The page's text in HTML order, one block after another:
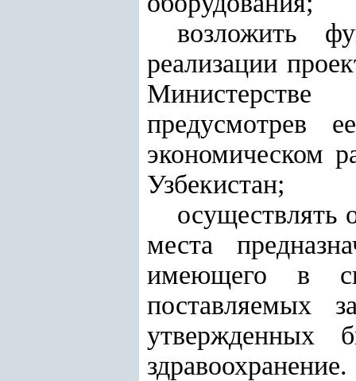
возложить
реализации
Министерстве
предусмотрев
экономическом
Узбекистан;
осуществлять
места
имеющего в
поставляемых
утвержденных
здравоохранение.